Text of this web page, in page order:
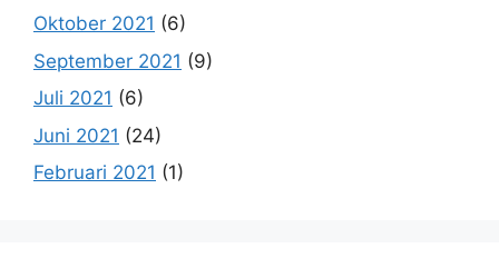
Oktober 2021 (6)
September 2021 (9)
Juli 2021 (6)
Juni 2021 (24)
Februari 2021 (1)